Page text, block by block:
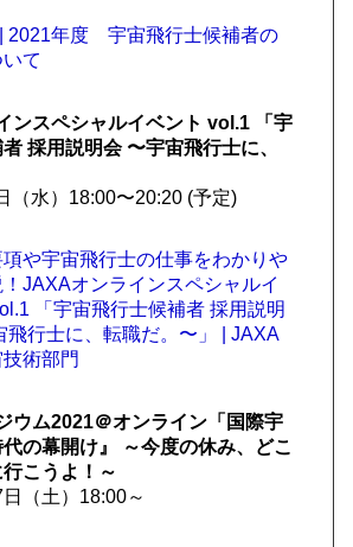
2021年度 宇宙飛行士候補者の
て
ンスペシャルイベント vol.1 「宇
採用説明会 〜宇宙飛行士に、
（水）18:00〜20:20 (予定)
や宇宙飛行士の仕事をわかりや
JAXAオンラインスペシャルイ
「宇宙飛行士候補者 採用説明
飛行士に、転職だ。〜」 | JAXA
術部門
ウム2021＠オンライン「国際宇
の幕開け』 ～今度の休み、どこ
こうよ！～
（土）18:00～